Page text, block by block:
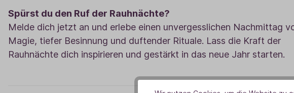
Spürst du den Ruf der Rauhnächte?
Melde dich jetzt an und erlebe einen unvergesslichen Nachmittag
Magie, tiefer Besinnung und duftender Rituale. Lass die Kraft der
Rauhnächte dich inspirieren und gestärkt in das neue Jahr starten.